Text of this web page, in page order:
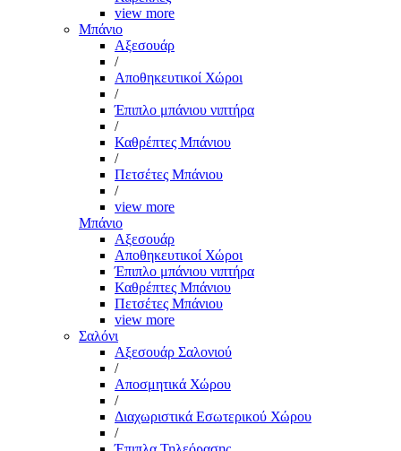
view more
Μπάνιο
Αξεσουάρ
/
Αποθηκευτικοί Χώροι
/
Έπιπλο μπάνιου νιπτήρα
/
Καθρέπτες Μπάνιου
/
Πετσέτες Μπάνιου
/
view more
Μπάνιο
Αξεσουάρ
Αποθηκευτικοί Χώροι
Έπιπλο μπάνιου νιπτήρα
Καθρέπτες Μπάνιου
Πετσέτες Μπάνιου
view more
Σαλόνι
Αξεσουάρ Σαλονιού
/
Αποσμητικά Χώρου
/
Διαχωριστικά Εσωτερικού Χώρου
/